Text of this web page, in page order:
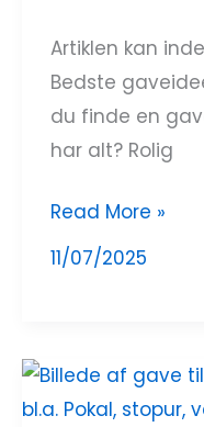
Artiklen kan
Bedste
du finde en
har alt? Rolig
Read More »
11/07/2025
Gave
til